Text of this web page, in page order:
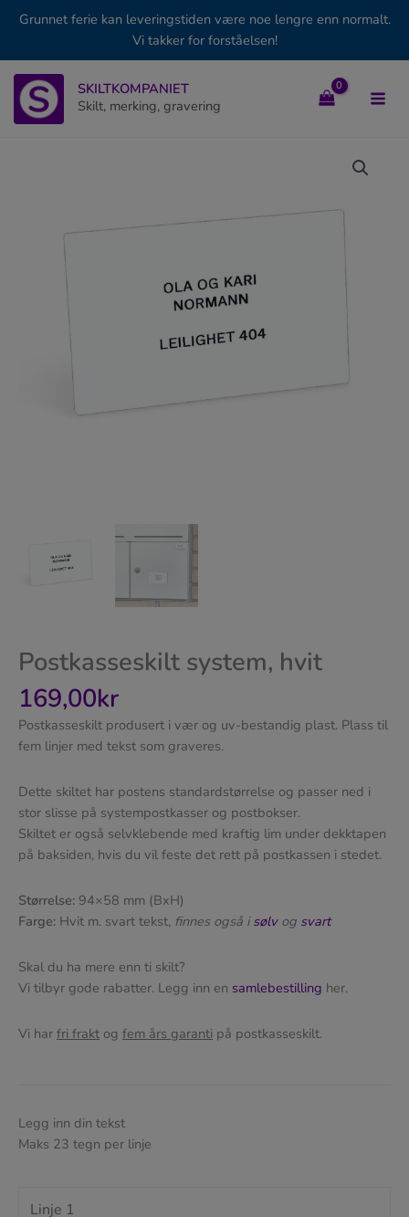
Grunnet ferie kan leveringstiden være noe lengre enn normalt.
Vi takker for forståelsen!
Hopp
SKILTKOMPANIET
Skilt, merking, gravering
Postkasseskilt system, hvit
169,00kr
Postkasseskilt produsert i vær og uv-bestandig plast. Plass til
fem linjer med tekst som graveres.
Dette skiltet har postens standardstørrelse og passer ned i
stor slisse på systempostkasser og postbokser.
Skiltet er også selvklebende med kraftig lim under dekktapen
på baksiden, hvis du vil feste det rett på postkassen i stedet.
Størrelse: 94×58 mm (BxH)
Farge: Hvit m. svart tekst, finnes også isølvog svart
Skal du ha mere enn ti skilt?
Vi tilbyr gode rabatter. Legg inn en samlebestilling her.
Vi har fri frakt og fem års garanti på postkasseskilt.
Legg inn din tekst
Maks 23 tegn per linje